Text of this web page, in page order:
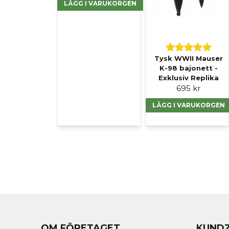
LÄGG I VARUKORGEN
Tysk WWII Mauser
K-98 bajonett -
Exklusiv Replika
695 kr
LÄGG I VARUKORGEN